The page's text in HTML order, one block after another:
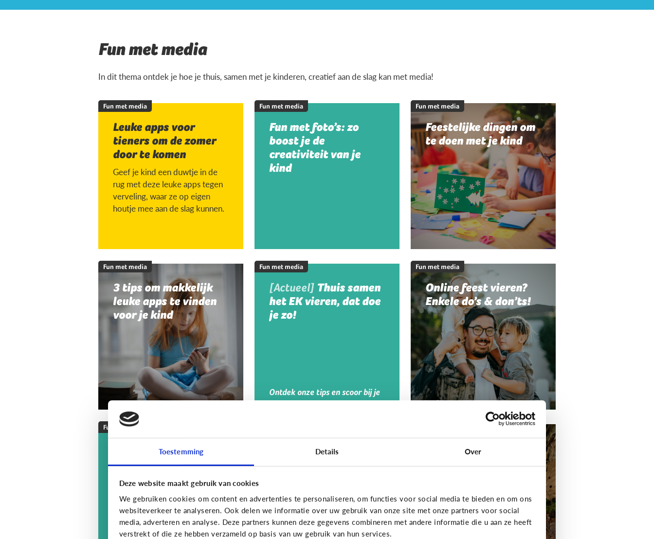
Toestemming Details Over
Deze website maakt gebruik van cookies
We gebruiken cookies om content en advertenties te personaliseren, om functies voor social media te bieden en om ons
websiteverkeer te analyseren. Ook delen we informatie over uw gebruik van onze site met onze partners voor social
media, adverteren en analyse. Deze partners kunnen deze gegevens combineren met andere informatie die u aan ze heeft
verstrekt of die ze hebben verzameld op basis van uw gebruik van hun services.
Fun met media
In dit thema ontdek je hoe je thuis, samen met je kinderen, creatief aan de slag kan met media!
Fun met media
Leuke apps voor
tieners om de zomer
door te komen
Geef je kind een duwtje in de
rug met deze leuke apps tegen
verveling, waar ze op eigen
houtje mee aan de slag kunnen.
Fun met media
Fun met foto’s: zo
boost je de
creativiteit van je
kind
Fun met media
Feestelijke dingen om
te doen met je kind
Fun met media
3 tips om makkelijk
leuke apps te vinden
voor je kind
Fun met media
[Actueel] Thuis samen
het EK vieren, dat doe
je zo!
Ontdek onze tips en scoor bij je
kinderen!
Fun met media
Online feest vieren?
Enkele do’s & don’ts!
Fun met media
Speel samen Among
Us in 't echt!
Maak je eigen
Wandelen was nog